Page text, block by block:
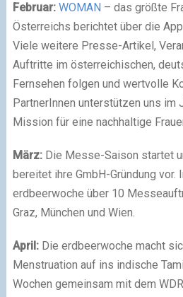
Februar: WOMAN – das größte
Österreichs berichtet über die
Viele weitere Presse-Artikel,
Auftritte im österreichischen,
Fernsehen folgen und wertvolle
PartnerInnen unterstützen uns im
Mission für eine nachhaltige
März:Die Messe-Saison startet
bereitet ihre GmbH-Gründung
erdbeerwoche über 10
Graz, München und Wien.
April:Die erdbeerwoche macht
Menstruation auf ins indische
Wochen gemeinsam mit dem